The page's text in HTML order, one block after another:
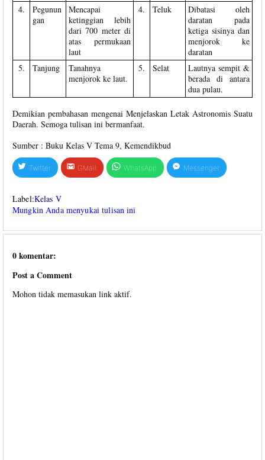
4.
Pegunun
gan
Mencapai
ketinggian lebih
dari 700 meter di
atas permukaan
laut
4. Teluk
Dibatasi oleh
daratan pada
ketiga sisinya dan
menjorok ke
daratan
5.
Tanjung
Tanahnya
menjorok ke laut.
5. Selat
Lautnya sempit &
berada di antara
dua pulau.
Demikian pembahasan mengenai Menjelaskan Letak Astronomis Suatu
Daerah. Semoga tulisan ini bermanfaat.
Sumber : Buku Kelas V Tema 9, Kemendikbud
Twitter GMail WhatsApp Messenger
Label:Kelas V
Mungkin Anda menyukai tulisan ini
0 komentar:
Post a Comment
Mohon tidak memasukan link aktif.